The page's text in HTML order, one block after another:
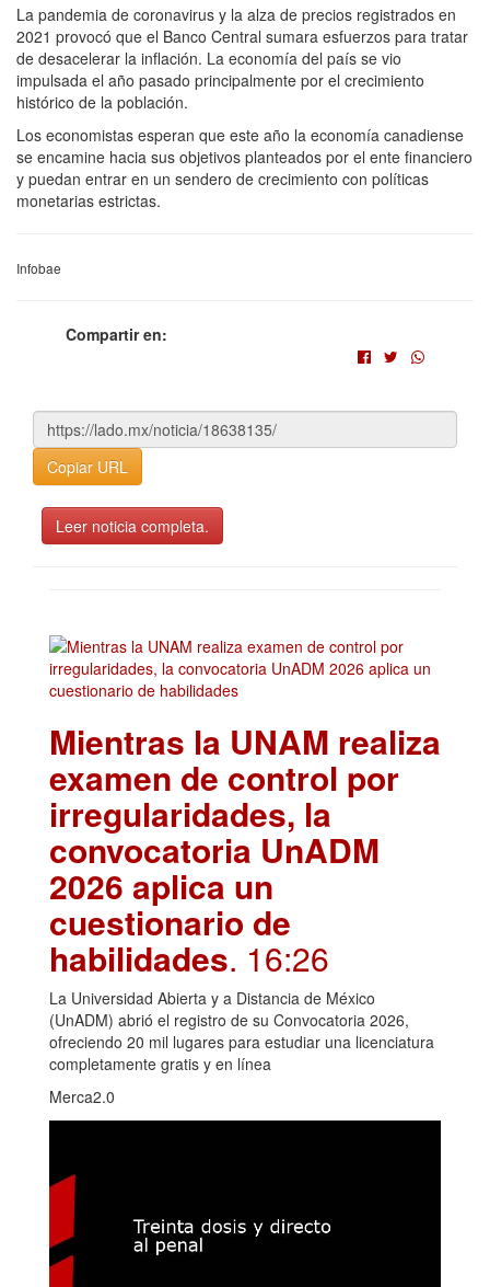
La pandemia de coronavirus y la alza de precios registrados en
2021 provocó que el Banco Central sumara esfuerzos para tratar
de desacelerar la inflación. La economía del país se vio
impulsada el año pasado principalmente por el crecimiento
histórico de la población.
Los economistas esperan que este año la economía canadiense
se encamine hacia sus objetivos planteados por el ente financiero
y puedan entrar en un sendero de crecimiento con políticas
monetarias estrictas.
Infobae
Compartir en:
Copiar URL
Leer noticia completa.
Mientras la UNAM realiza
examen de control por
irregularidades, la
convocatoria UnADM
2026 aplica un
cuestionario de
habilidades. 16:26
La Universidad Abierta y a Distancia de México
(UnADM) abrió el registro de su Convocatoria 2026,
ofreciendo 20 mil lugares para estudiar una licenciatura
completamente gratis y en línea
Merca2.0